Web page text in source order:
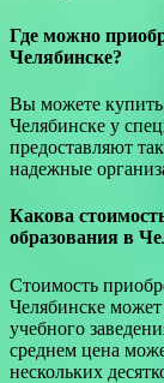
Где можно
Челябинске?
Вы можете
Челябинске у
предоставляют
надежные
Какова
образования в
Стоимость
Челябинске может
учебного
среднем цена
нескольких